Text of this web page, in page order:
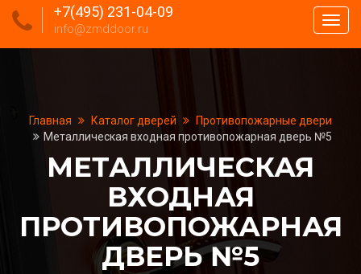
меню
+7(495) 231-04-09
info@zmddoor.ru
Главная Каталог дверей
Противопожарные двери
Металлическая входная противопожарная дверь №5
МЕТАЛЛИЧЕСКАЯ
ВХОДНАЯ
ПРОТИВОПОЖАРНАЯ
ДВЕРЬ №5